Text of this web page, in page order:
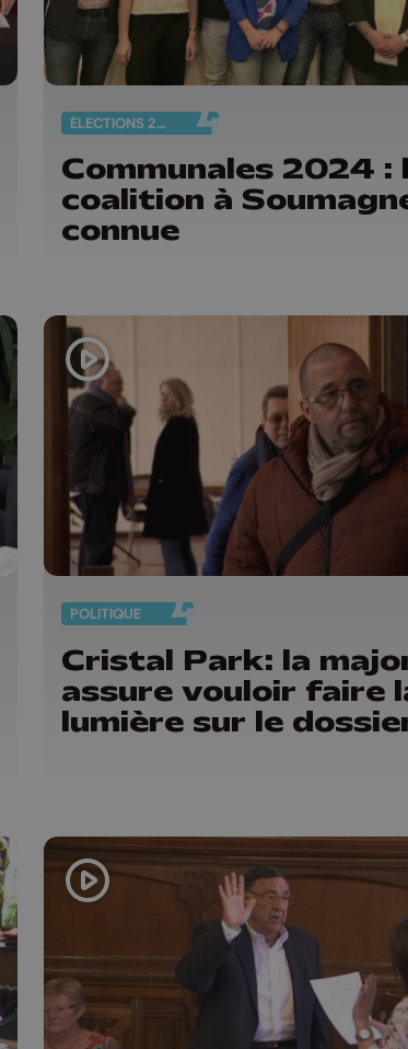
ÉLECTIONS 2024
Communales 2024 :
coalition à
connue
POLITIQUE
Cristal Park: la
assure vouloir faire
lumière sur le